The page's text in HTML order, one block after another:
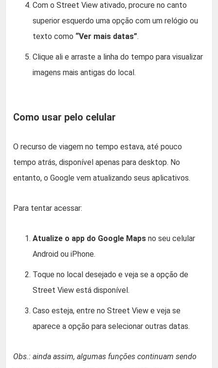
Com o Street View ativado, procure no canto
superior esquerdo uma opção com um relógio ou
texto como “Ver mais datas”.
Clique ali e arraste a linha do tempo para visualizar
imagens mais antigas do local.
Como usar pelo celular
O recurso de viagem no tempo estava, até pouco
tempo atrás, disponível apenas para desktop. No
entanto, o Google vem atualizando seus aplicativos.
Para tentar acessar:
Atualize o app do Google Maps no seu celular
Android ou iPhone.
Toque no local desejado e veja se a opção de
Street View está disponível.
Caso esteja, entre no Street View e veja se
aparece a opção para selecionar outras datas.
Obs.: ainda assim, algumas funções continuam sendo